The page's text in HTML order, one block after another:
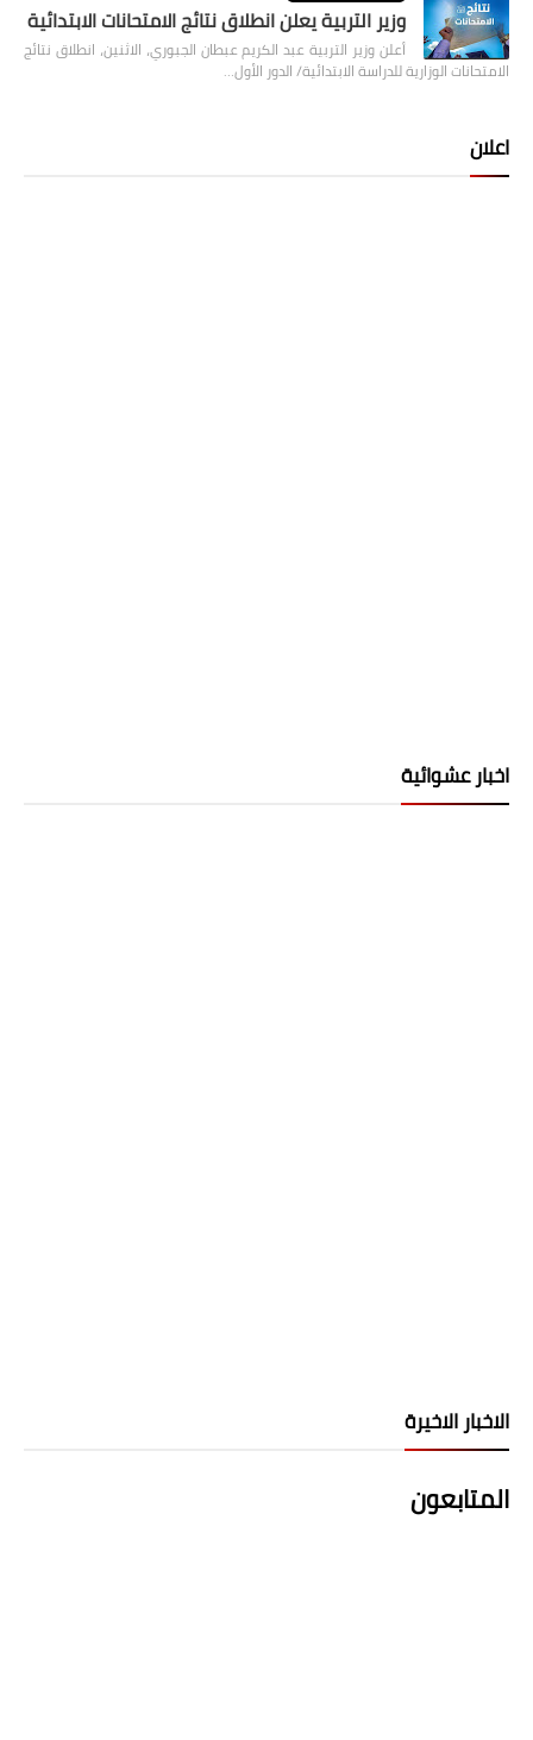
وزير التربية يعلن انطلاق نتائج الامتحانات الابتدائية
أعلن وزير التربية عبد الكريم عبطان الجبوري، الاثنين، انطلاق نتائج
الامتحانات الوزارية للدراسة الابتدائية/ الدور الأول…
اعلان
اخبار عشوائية
الاخبار الاخيرة
المتابعون